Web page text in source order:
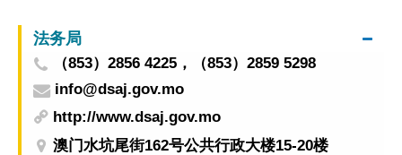
法务局
（853）2856 4225，（853）2859 5298
info@dsaj.gov.mo
http://www.dsaj.gov.mo
澳门水坑尾街162号公共行政大楼15-20楼